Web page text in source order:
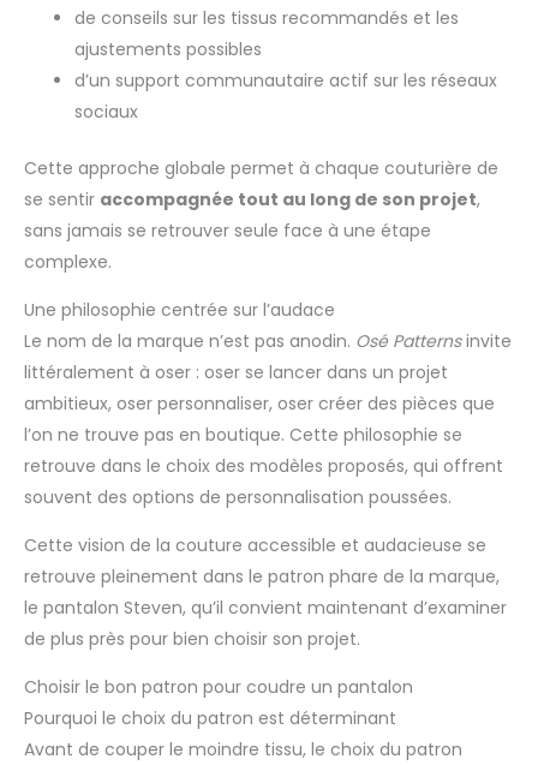
de conseils sur les tissus recommandés et les
ajustements possibles
d’un support communautaire actif sur les réseaux
sociaux
Cette approche globale permet à chaque couturière de
se sentir accompagnée tout au long de son projet,
sans jamais se retrouver seule face à une étape
complexe.
Une philosophie centrée sur l’audace
Le nom de la marque n’est pas anodin. Osé Patternsinvite
littéralement à oser : oser se lancer dans un projet
ambitieux, oser personnaliser, oser créer des pièces que
l’on ne trouve pas en boutique. Cette philosophie se
retrouve dans le choix des modèles proposés, qui offrent
souvent des options de personnalisation poussées.
Cette vision de la couture accessible et audacieuse se
retrouve pleinement dans le patron phare de la marque,
le pantalon Steven, qu’il convient maintenant d’examiner
de plus près pour bien choisir son projet.
Choisir le bon patron pour coudre un pantalon
Pourquoi le choix du patron est déterminant
Avant de couper le moindre tissu, le choix du patron